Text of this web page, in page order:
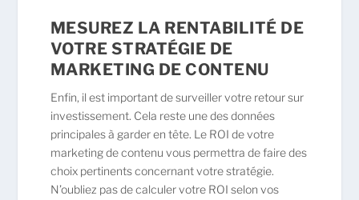
MESUREZ LA RENTABILITÉ DE
VOTRE STRATÉGIE DE
MARKETING DE CONTENU
Enfin, il est important de surveiller votre retour sur
investissement. Cela reste une des données
principales à garder en tête. Le ROI de votre
marketing de contenu vous permettra de faire des
choix pertinents concernant votre stratégie.
N’oubliez pas de calculer votre ROI selon vos